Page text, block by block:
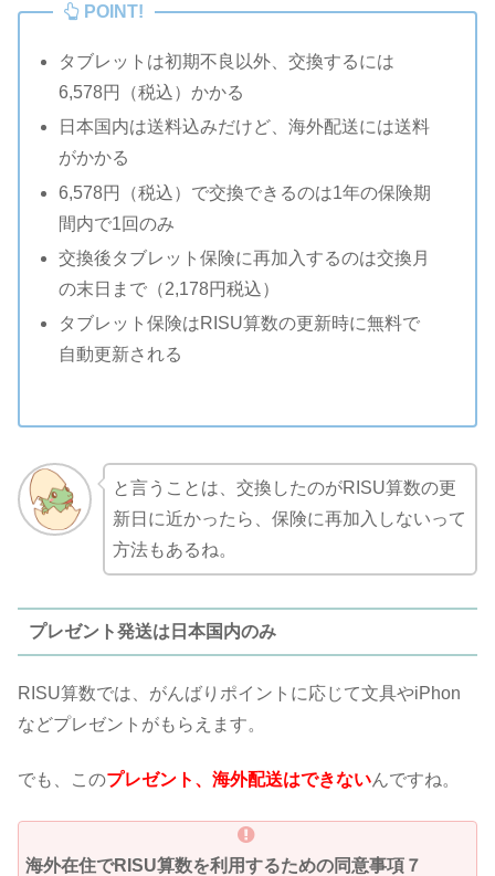
POINT!
タブレットは初期不良以外、交換するには
6,578円（税込）かかる
日本国内は送料込みだけど、海外配送には送料
がかかる
6,578円（税込）で交換できるのは1年の保険期
間内で1回のみ
交換後タブレット保険に再加入するのは交換月
の末日まで（2,178円税込）
タブレット保険はRISU算数の更新時に無料で
自動更新される
と言うことは、交換したのがRISU算数の更
新日に近かったら、保険に再加入しないって
方法もあるね。
プレゼント発送は日本国内のみ
RISU算数では、がんばりポイントに応じて文具やiPhon
などプレゼントがもらえます。
でも、このプレゼント、海外配送はできないんですね。
海外在住でRISU算数を利用するための同意事項７